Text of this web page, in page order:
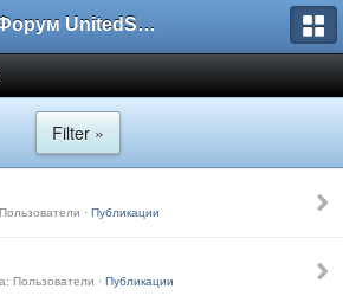
Форум UnitedSouth
Filter »
· Публикации
Пользователи · Публикации